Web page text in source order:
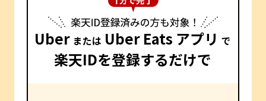
Uber または Uber Eats アプリで
楽天IDを登録するだけで